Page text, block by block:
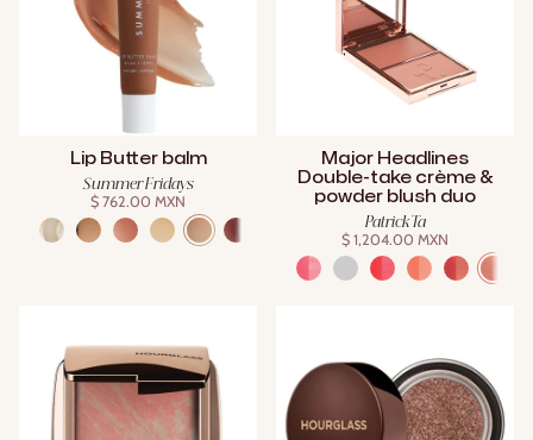
Lip Butter balm
Summer Fridays
$ 762.00 MXN
Major Headlines
Double-take crème &
powder blush duo
Patrick Ta
$ 1,204.00 MXN